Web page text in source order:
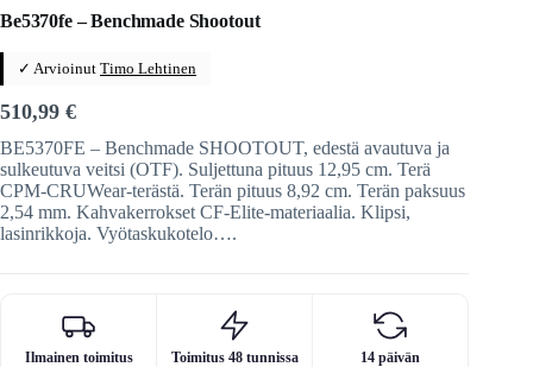
Be5370fe – Benchmade Shootout
✓ Arvioinut Timo Lehtinen
510,99 €
BE5370FE – Benchmade SHOOTOUT, edestä avautuva ja
sulkeutuva veitsi (OTF). Suljettuna pituus 12,95 cm. Terä
CPM-CRUWear-terästä. Terän pituus 8,92 cm. Terän paksuus
2,54 mm. Kahvakerrokset CF-Elite-materiaalia. Klipsi,
lasinrikkoja. Vyötaskukotelo….
Ilmainen toimitus Toimitus 48 tunnissa
14 päivän